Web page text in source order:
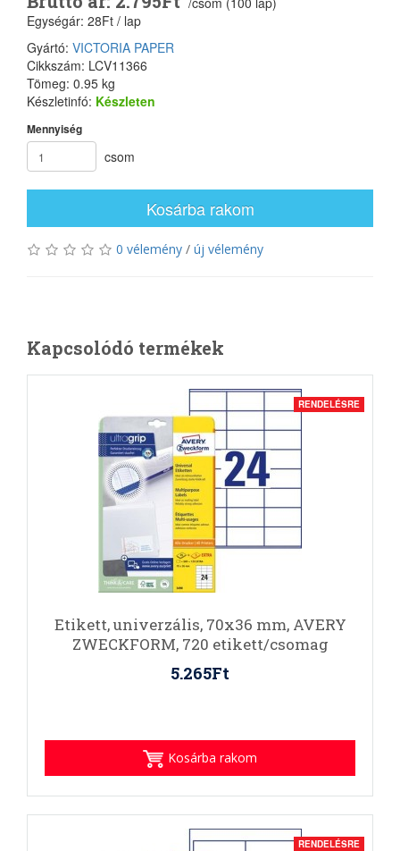
Egységár: 28Ft / lap
Gyártó: VICTORIA PAPER
Cikkszám: LCV11366
Tömeg: 0.95 kg
Készletinfó: Készleten
Mennyiség
csom
Kosárba rakom
0 vélemény / új vélemény
Kapcsolódó termékek
RENDELÉSRE
Etikett, univerzális, 70x36 mm, AVERY
ZWECKFORM, 720 etikett/csomag
5.265Ft
Kosárba rakom
RENDELÉSRE